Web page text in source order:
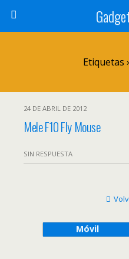
Etiquetas
24 DE ABRIL DE 2012
Mele F10 Fly Mouse
SIN RESPUESTA
Móvil